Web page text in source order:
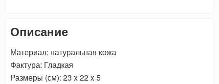
Описание
Материал: натуральная кожа
Фактура: Гладкая
Размеры (см): 23 x 22 x 5